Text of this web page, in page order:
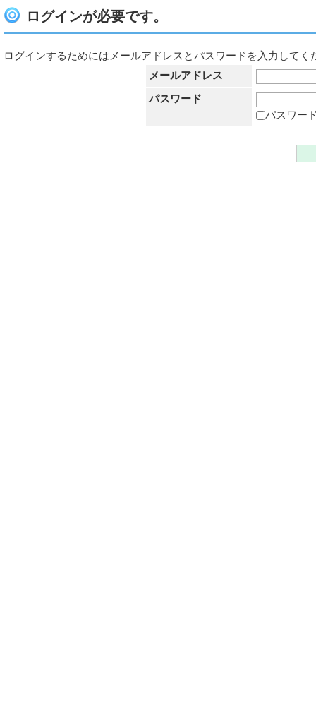
ログインが必要です。
ログインするためにはメールアドレスとパスワードを入力してく
メールアドレス
パスワード
パスワー